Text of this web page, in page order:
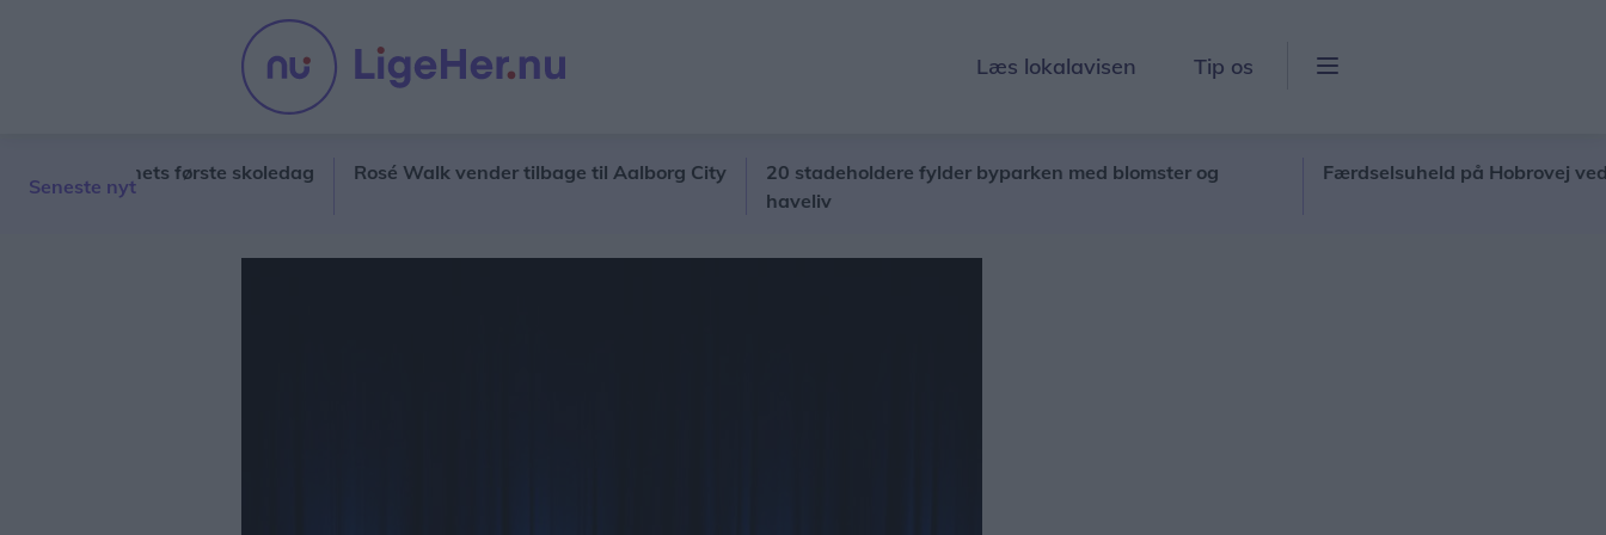
Læs lokalavisen Tip os
Seneste nyt
barnets første skoledag Rosé Walk vender tilbage til Aalborg City
20 stadeholdere fylder byparken med blomster og
Færdselsuheld på Hobrovej ved